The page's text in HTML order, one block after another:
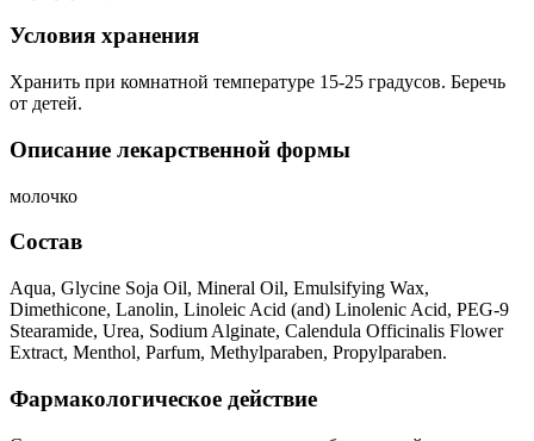
Условия хранения
Хранить при комнатной температуре 15-25 градусов. Беречь
от детей.
Описание лекарственной формы
молочко
Состав
Aqua, Glycine Soja Oil, Mineral Oil, Emulsifying Wax,
Dimethicone, Lanolin, Linoleic Acid (and) Linolenic Acid, PEG-9
Stearamide, Urea, Sodium Alginate, Calendula Officinalis Flower
Extract, Menthol, Parfum, Methylparaben, Propylparaben.
Фармакологическое действие